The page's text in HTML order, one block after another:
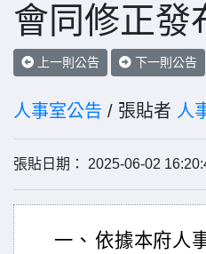
會同修正發
上一則公告 下一則公告
人事室公告 / 張貼者 人
張貼日期： 2025-06-02
一、 依據本府人